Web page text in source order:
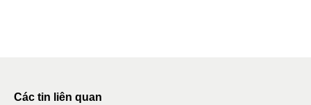
Các tin liên quan